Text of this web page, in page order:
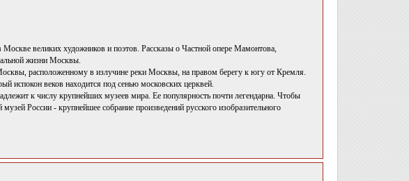
Москве великих художников и поэтов. Рассказы о Частной опере Мамонтова,
жизни Москвы.
расположенному в излучине реки Москвы, на правом берегу к югу от Кремля.
испокон веков находится под сенью московских церквей.
к числу крупнейших музеев мира. Ее популярность почти легендарна. Чтобы
России - крупнейшее собрание произведений русского изобразительного